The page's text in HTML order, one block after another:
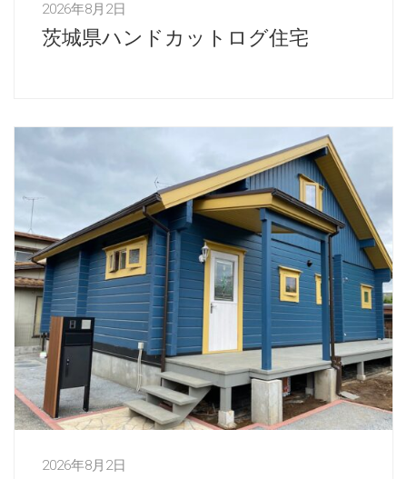
2026年8月2日
茨城県ハンドカットログ住宅
2026年8月2日